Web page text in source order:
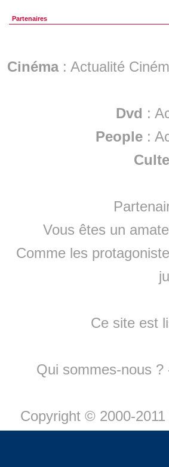
Partenaires
Cinéma: Actualité
Dvd :
People :
Culte
Vous êtes un
Comme les
Ce site est
Qui sommes-nous ?
Copyright © 2000-